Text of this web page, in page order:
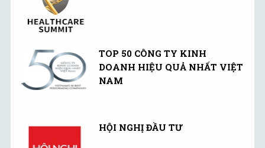
TOP 50 CÔNG TY KINH
DOANH HIỆU QUẢ NHẤT VIỆT
NAM
HỘI NGHỊ ĐẦU TƯ